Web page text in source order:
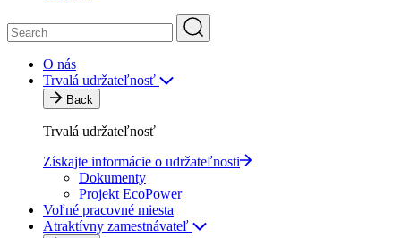
O nás
Trvalá udržateľnosť
Back
Trvalá udržateľnosť
Získajte informácie o udržateľnosti
Dokumenty
Projekt EcoPower
Voľné pracovné miesta
Atraktívny zamestnávateľ